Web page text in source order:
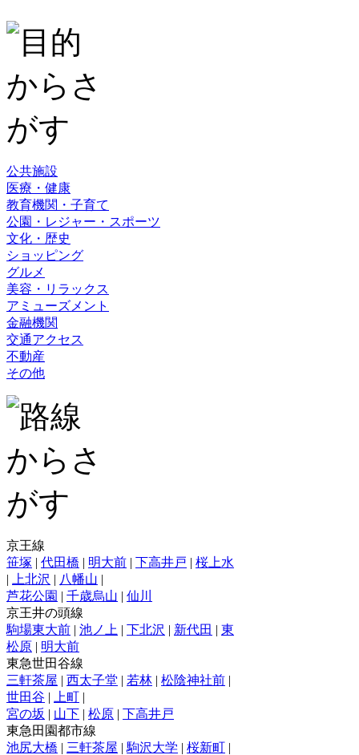
公共施設
医療・健康
教育機関・子育て
公園・レジャー・スポーツ
文化・歴史
ショッピング
グルメ
美容・リラックス
アミューズメント
金融機関
交通アクセス
不動産
その他
京王線
笹塚 | 代田橋 | 明大前 | 下高井戸 | 桜上水
|
上北沢 | 八幡山 |
芦花公園 | 千歳烏山 | 仙川
京王井の頭線
駒場東大前 | 池ノ上 | 下北沢 | 新代田 | 東
松原 | 明大前
東急世田谷線
三軒茶屋 | 西太子堂 | 若林 | 松陰神社前 |
世田谷 | 上町 |
宮の坂 | 山下 | 松原 | 下高井戸
東急田園都市線
池尻大橋 | 三軒茶屋 | 駒沢大学 | 桜新町 |